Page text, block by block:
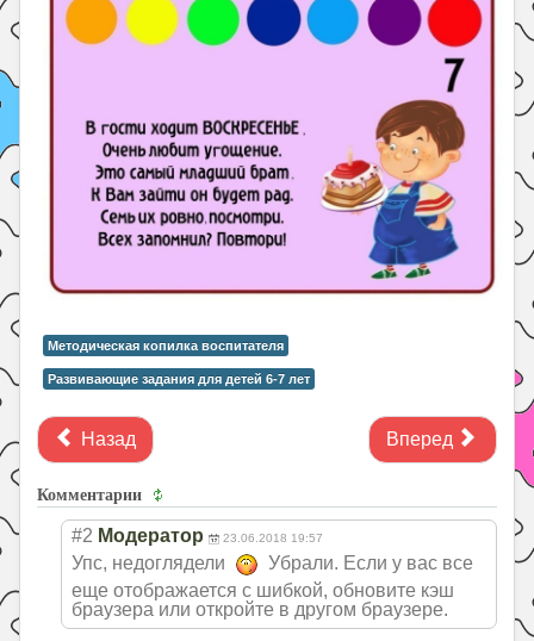
Методическая копилка воспитателя
Развивающие задания для детей 6-7 лет
Назад Вперед
Комментарии
#2 Модератор 23.06.2018 19:57
Упс, недоглядели
Убрали. Если у вас все
еще отображается с шибкой, обновите кэш
браузера или откройте в другом браузере.